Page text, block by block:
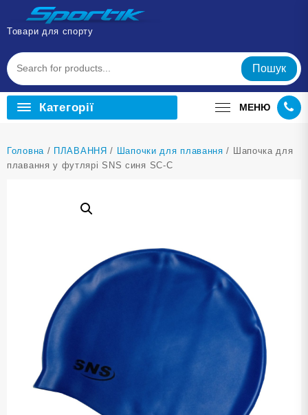
Перейти
вмісту
Товари для спорту
Пошук
Категорії МЕНЮ
Головна / ПЛАВАННЯ / Шапочки для плавання / Шапочка для
плавання у футлярі SNS синя SC-С